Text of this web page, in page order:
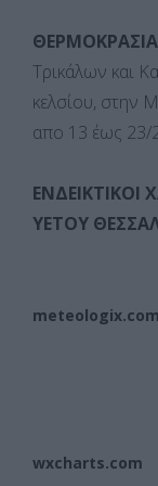
Τρικάλων και
κελσίου, στην
απο 13 έως 23/
ΕΝΔΕΙΚΤΙΚΟΙ
ΥΕΤΟΥ
meteologix.com
wxcharts.com